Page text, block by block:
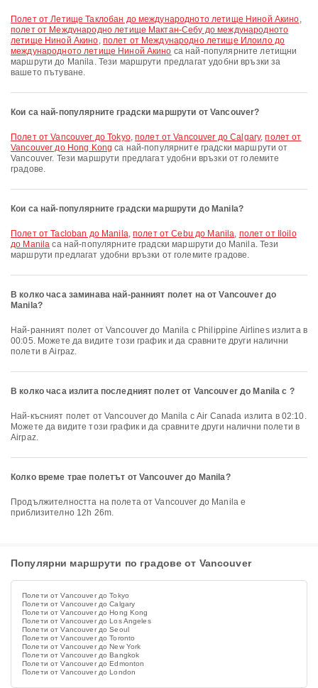
полет от Летище Таклобан до международното летище Ниной Акино,
полет от Международно летище Мактан-Себу до международното
летище Ниной Акино, полет от Международно летище Илоило до
международното летище Ниной Акино са най-популярните летищни
маршрути до Manila. Тези маршрути предлагат удобни връзки за
вашето пътуване.
Кои са най-популярните градски маршрути от Vancouver?
полет от Vancouver до Tokyo,полет от Vancouver до Calgary,полет от
Vancouver до Hong Kong са най-популярните градски маршрути от
Vancouver. Тези маршрути предлагат удобни връзки от големите
градове.
Кои са най-популярните градски маршрути до Manila?
полет от Tacloban до Manila,полет от Cebu до Manila, полет от Iloilo
до Manila са най-популярните градски маршрути до Manila. Тези
маршрути предлагат удобни връзки от големите градове.
В колко часа заминава най-ранният полет на от Vancouver до
Manila?
Най-ранният полет от Vancouver до Manila с Philippine Airlines излита в
00:05. Можете да видите този график и да сравните други налични
полети в Airpaz.
В колко часа излита последният полет от Vancouver до Manila с ?
Най-късният полет от Vancouver до Manila с Air Canada излита в 02:10.
Можете да видите този график и да сравните други налични полети в
Airpaz.
Колко време трае полетът от Vancouver до Manila?
Продължителността на полета от Vancouver до Manila е
приблизително 12h 26m.
Популярни маршрути по градове от Vancouver
Полети от Vancouver до Tokyo
Полети от Vancouver до Calgary
Полети от Vancouver до Hong Kong
Полети от Vancouver до Los Angeles
Полети от Vancouver до Seoul
Полети от Vancouver до Toronto
Полети от Vancouver до New York
Полети от Vancouver до Bangkok
Полети от Vancouver до Edmonton
Полети от Vancouver до London